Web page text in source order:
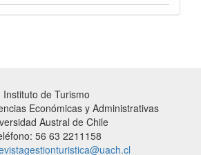
Instituto de Turismo
Económicas y Administrativas
Austral de Chile
56 63 2211158